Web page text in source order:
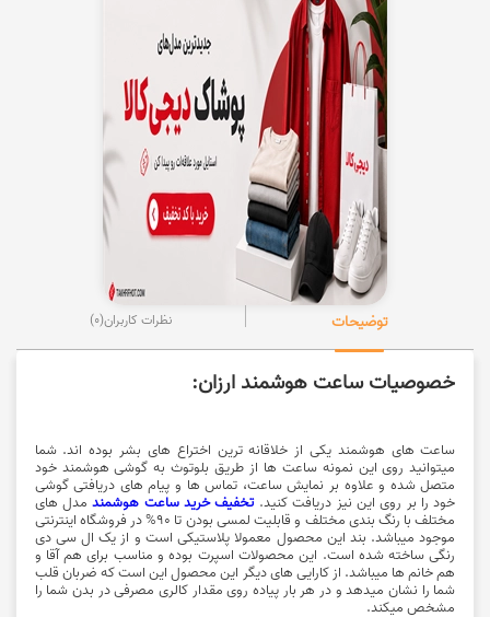
توضیحات نظرات کاربران(0)
خصوصیات ساعت هوشمند ارزان:
ساعت های هوشمند یکی از خلاقانه ترین اختراع های بشر بوده اند. شما
میتوانید روی این نمونه ساعت ها از طریق بلوتوث به گوشی هوشمند خود
متصل شده و علاوه بر نمایش ساعت، تماس ها و پیام های دریافتی گوشی
خود را بر روی این نیز دریافت کنید.تخفیف خرید ساعت هوشمندمدل های
مختلف با رنگ بندی مختلف و قابلیت لمسی بودن تا 90% در فروشگاه اینترنتی
موجود میباشد. بند این محصول معمولا پلاستیکی است و از یک ال سی دی
رنگی ساخته شده است. این محصولات اسپرت بوده و مناسب برای هم آقا و
هم خانم ها میباشد. از کارایی های دیگر این محصول این است که ضربان قلب
شما را نشان میدهد و در هر بار پیاده روی مقدار کالری مصرفی در بدن شما را
مشخص میکند.